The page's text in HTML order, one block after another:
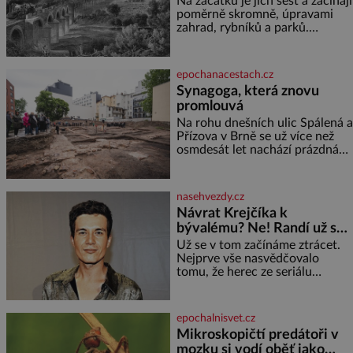
kyselinu listovou. Ale
poměrně skromně, úpravami
zahrad, rybníků a parků.
vybudují na území monarchie
třetinu všech tratí, tedy asi
3500 kilometrů! Ohromně na
tom zbohatnou… Podnikavého
ducha zdědí bratři Kleinové po
otci Johannovi (1756–1835),
který má malý statek na
epochanacestach.cz
Synagoga, která znovu
promlouvá
Na rohu dnešních ulic Spálená a
Přízova v Brně se už více než
osmdesát let nachází prázdná
zde stála jedna z největších
synagog v českých zemích –
monumentální stavba, která
byla po desetiletí symbolem
sebevědomé a prosperující
židovské komunity. Brněnská
Velká synagoga byla slavnostně
nasehvezdy.cz
Návrat Krejčíka k
bývalému? Ne! Randí už s
jiným!
Už se v tom začínáme ztrácet.
Nejprve vše nasvědčovalo
tomu, že herec ze seriálu
ředitelem školy Jiřím
Vymětalem (43) vrátí ke svému
bývalému p
epochalnisvet.cz
Mikroskopičtí predátoři v
mozku si vodí oběť jako